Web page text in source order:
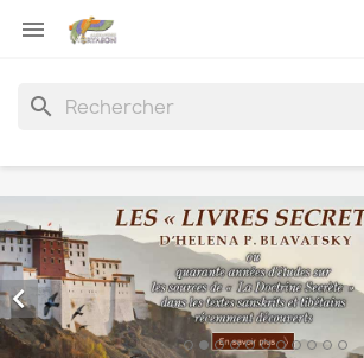

search
